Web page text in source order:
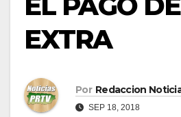
EXTRA
Por Redaccion
SEP 18, 2018